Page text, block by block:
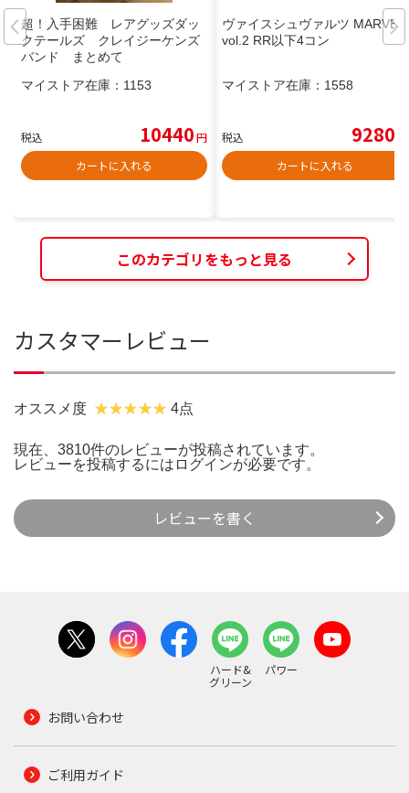
超！入手困難 レアグッズダッ
クテールズ クレイジーケンズ
バンド まとめて
マイストア在庫： 1153
税込 10440円
カートに入れる
ヴァイスシュヴァルツ MARVEL
vol.2 RR以下4コン
マイストア在庫： 1558
税込 9280
カートに入れる
このカテゴリをもっと見る
カスタマーレビュー
オススメ度 4点
現在、3810件のレビューが投稿されています。
レビューを投稿するには ログインが必要です。
レビューを書く
ハード&
グリーン
パワー
お問い合わせ
ご利用ガイド